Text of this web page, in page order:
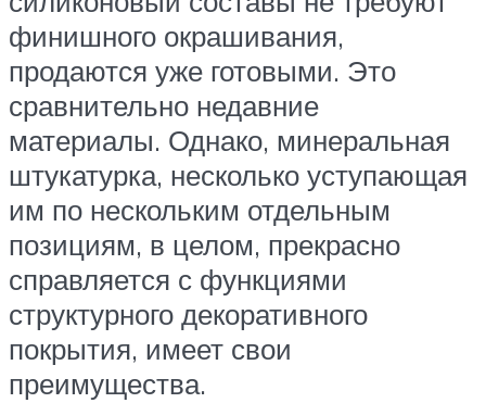
финишного окрашивания,
продаются уже готовыми. Это
сравнительно недавние
материалы. Однако, минеральная
штукатурка, несколько уступающая
им по нескольким отдельным
позициям, в целом, прекрасно
справляется с функциями
структурного декоративного
покрытия, имеет свои
преимущества.